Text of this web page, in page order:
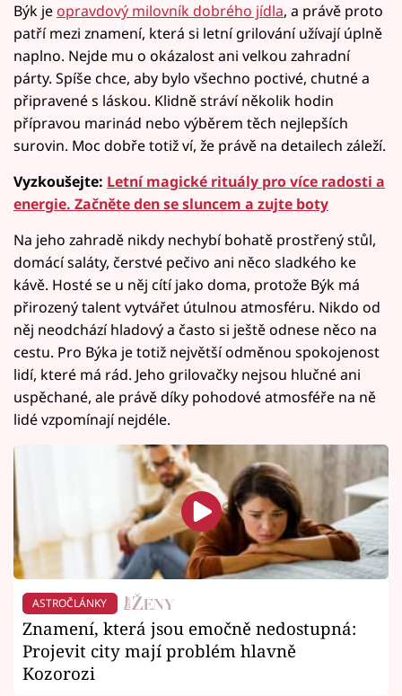
Býk je opravdový milovník dobrého jídla, a právě proto
patří mezi znamení, která si letní grilování užívají úplně
naplno. Nejde mu o okázalost ani velkou zahradní
párty. Spíše chce, aby bylo všechno poctivé, chutné a
připravené s láskou. Klidně stráví několik hodin
přípravou marinád nebo výběrem těch nejlepších
surovin. Moc dobře totiž ví, že právě na detailech záleží.
Vyzkoušejte: Letní magické rituály pro více radosti a
energie. Začněte den se sluncem a zujte boty
Na jeho zahradě nikdy nechybí bohatě prostřený stůl,
domácí saláty, čerstvé pečivo ani něco sladkého ke
kávě. Hosté se u něj cítí jako doma, protože Býk má
přirozený talent vytvářet útulnou atmosféru. Nikdo od
něj neodchází hladový a často si ještě odnese něco na
cestu. Pro Býka je totiž největší odměnou spokojenost
lidí, které má rád. Jeho grilovačky nejsou hlučné ani
uspěchané, ale právě díky pohodové atmosféře na ně
lidé vzpomínají nejdéle.
ASTROČLÁNKY
Znamení, která jsou emočně nedostupná:
Projevit city mají problém hlavně
Kozorozi